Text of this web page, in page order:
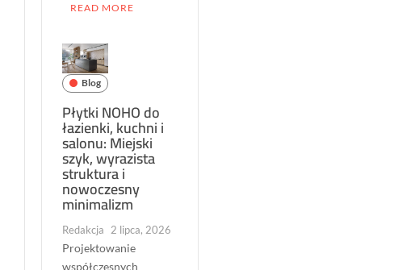
READ MORE
Blog
Płytki NOHO do
łazienki, kuchni i
salonu: Miejski
szyk, wyrazista
struktura i
nowoczesny
minimalizm
Redakcja 2 lipca, 2026
Projektowanie
współczesnych